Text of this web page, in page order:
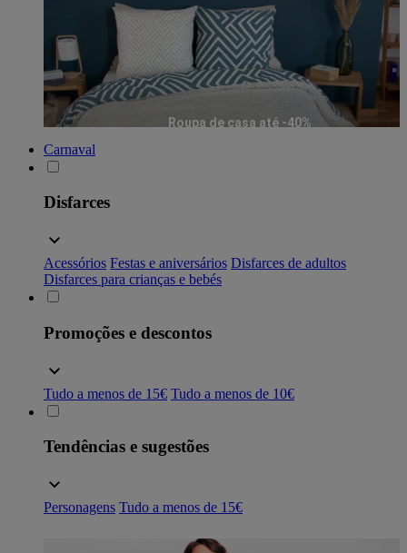
Roupa de casa até -40%
Carnaval
Disfarces
Acessórios Festas e aniversários Disfarces de adultos
Disfarces para crianças e bebés
Promoções e descontos
Tudo a menos de 15€ Tudo a menos de 10€
Tendências e sugestões
Personagens Tudo a menos de 15€